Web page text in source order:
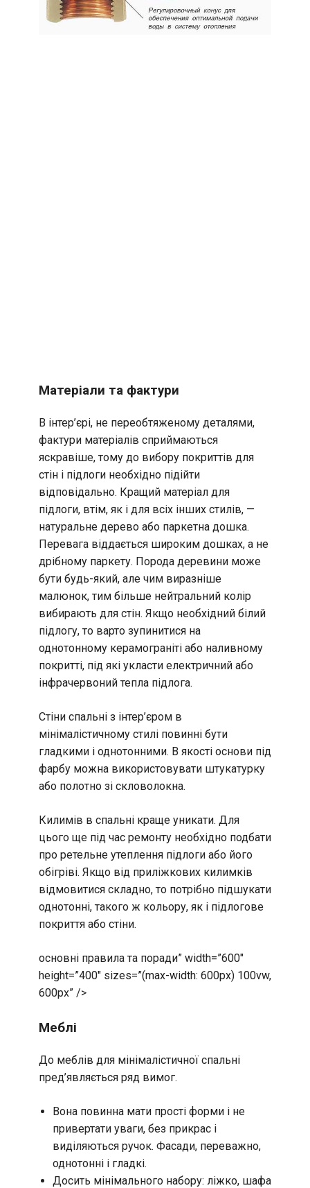
Матеріали та фактури
В інтер’єрі, не переобтяженому деталями,
фактури матеріалів сприймаються
яскравіше, тому до вибору покриттів для
стін і підлоги необхідно підійти
відповідально. Кращий матеріал для
підлоги, втім, як і для всіх інших стилів, —
натуральне дерево або паркетна дошка.
Перевага віддається широким дошках, а не
дрібному паркету. Порода деревини може
бути будь-який, але чим виразніше
малюнок, тим більше нейтральний колір
вибирають для стін. Якщо необхідний білий
підлогу, то варто зупинитися на
однотонному керамограніті або наливному
покритті, під які укласти електричний або
інфрачервоний тепла підлога.
Стіни спальні з інтер’єром в
мінімалістичному стилі повинні бути
гладкими і однотонними. В якості основи під
фарбу можна використовувати штукатурку
або полотно зі скловолокна.
Килимів в спальні краще уникати. Для
цього ще під час ремонту необхідно подбати
про ретельне утеплення підлоги або його
обігріві. Якщо від приліжкових килимків
відмовитися складно, то потрібно підшукати
однотонні, такого ж кольору, як і підлогове
покриття або стіни.
основні правила та поради” width=”600″
height=”400″ sizes=”(max-width: 600px) 100vw,
600px” />
Меблі
До меблів для мінімалістичної спальні
пред’являється ряд вимог.
Вона повинна мати прості форми і не
привертати уваги, без прикрас і
виділяються ручок. Фасади, переважно,
однотонні і гладкі.
Досить мінімального набору: ліжко, шафа